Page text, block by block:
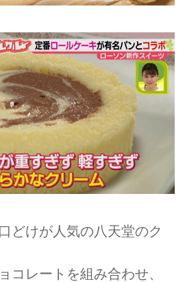
どけが人気の八天堂のク
コレートを組み合わせ、